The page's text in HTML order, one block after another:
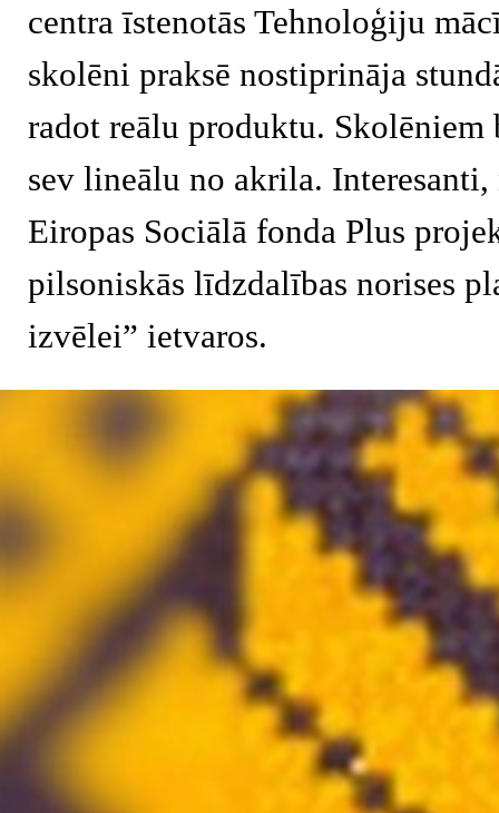
centra īstenotās Tehnoloģiju
skolēni praksē nostiprināja
radot reālu produktu.
sev lineālu no akrila.
Eiropas Sociālā fonda Plus
pilsoniskās līdzdalības norises
izvēlei” ietvaros.